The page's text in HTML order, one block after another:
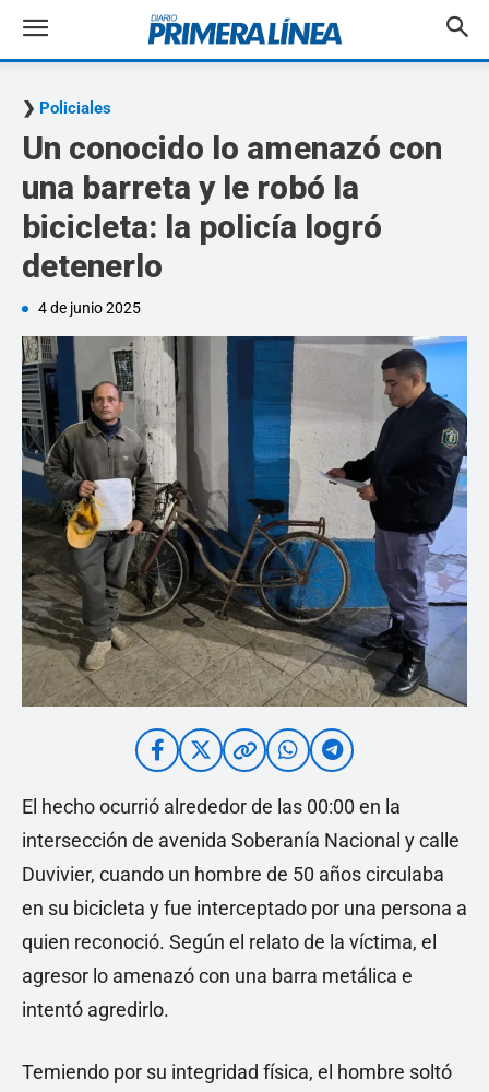
Policiales
Un conocido lo amenazó con
una barreta y le robó la
bicicleta: la policía logró
detenerlo
4 de junio 2025
El hecho ocurrió alrededor de las 00:00 en la
intersección de avenida Soberanía Nacional y calle
Duvivier, cuando un hombre de 50 años circulaba
en su bicicleta y fue interceptado por una persona a
quien reconoció. Según el relato de la víctima, el
agresor lo amenazó con una barra metálica e
intentó agredirlo.
Temiendo por su integridad física, el hombre soltó